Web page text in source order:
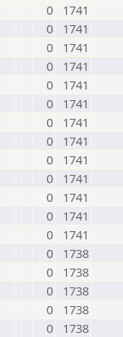
0
1741
0
1741
0
1741
0
1741
0
1741
0
1741
0
1741
0
1741
0
1741
0
1741
0
1741
0
1741
0
1741
0
1738
0
1738
0
1738
0
1738
0
1738